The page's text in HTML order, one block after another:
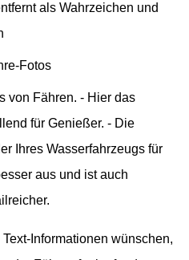
als Wahrzeichen und
von Fähren. - Hier das
für Genießer. - Die
Ihres Wasserfahrzeugs für
aus und ist auch
Informationen wünschen,